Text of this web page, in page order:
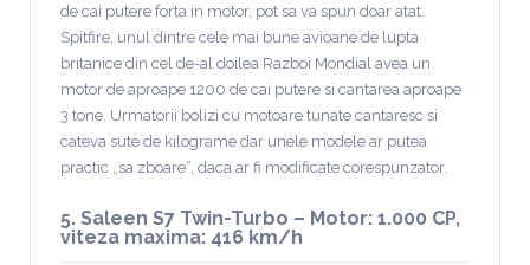
de cai putere forta in motor, pot sa va spun doar atat.
Spitfire, unul dintre cele mai bune avioane de lupta
britanice din cel de-al doilea Razboi Mondial avea un
motor de aproape 1200 de cai putere si cantarea aproape
3 tone. Urmatorii bolizi cu motoare tunate cantaresc si
cateva sute de kilograme dar unele modele ar putea
practic „sa zboare”, daca ar fi modificate corespunzator.
5. Saleen S7 Twin-Turbo – Motor: 1.000 CP,
viteza maxima: 416 km/h